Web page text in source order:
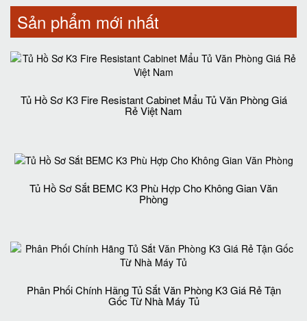
Sản phẩm mới nhất
Tủ Hồ Sơ K3 Fire Resistant Cabinet Mẩu Tủ Văn Phòng Giá
Rẻ Việt Nam
Tủ Hồ Sơ Sắt BEMC K3 Phù Hợp Cho Không Gian Văn
Phòng
Phân Phối Chính Hãng Tủ Sắt Văn Phòng K3 Giá Rẻ Tận
Gốc Từ Nhà Máy Tủ